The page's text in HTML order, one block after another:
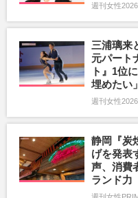
週刊女性
三浦璃来
元パート
ト』1位
埋めたい」
週刊女性
静岡『炭
げを発表
声、消費
ランド力